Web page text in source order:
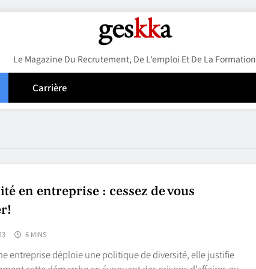
Le Magazine Du Recrutement, De L'emploi Et De La Formation
Carrière
en entreprise : cessez de vous
6 MINS
entreprise déploie une politique de diversité, elle justifie